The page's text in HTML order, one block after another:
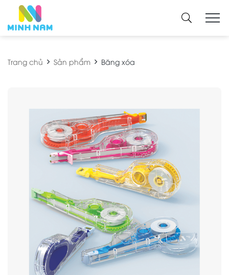
Trang chủ Sản phẩm Băng xóa